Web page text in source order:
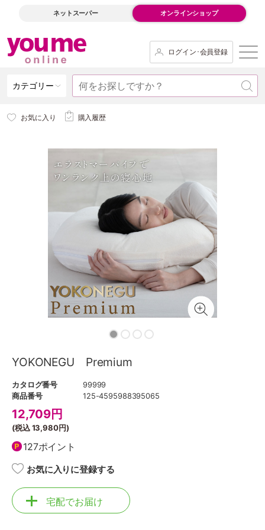
ネットスーパー オンラインショップ
ログイン･会員登録
カテゴリー
お気に入り 購入履歴
YOKONEGU Premium
カタログ番号
99999
商品番号
125-4595988395065
12,709円
(税込13,980円)
127ポイント
お気に入りに登録する
宅配でお届け